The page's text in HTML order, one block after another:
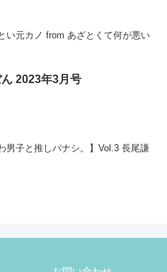
い元カノ from あざとくて何が悪い
ん 2023年3月号
男子と推しバナシ。】Vol.3 長尾謙